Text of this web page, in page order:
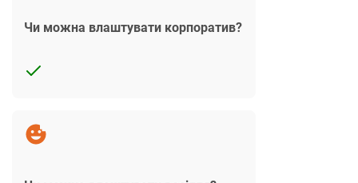
Чи можна влаштувати корпоратив?